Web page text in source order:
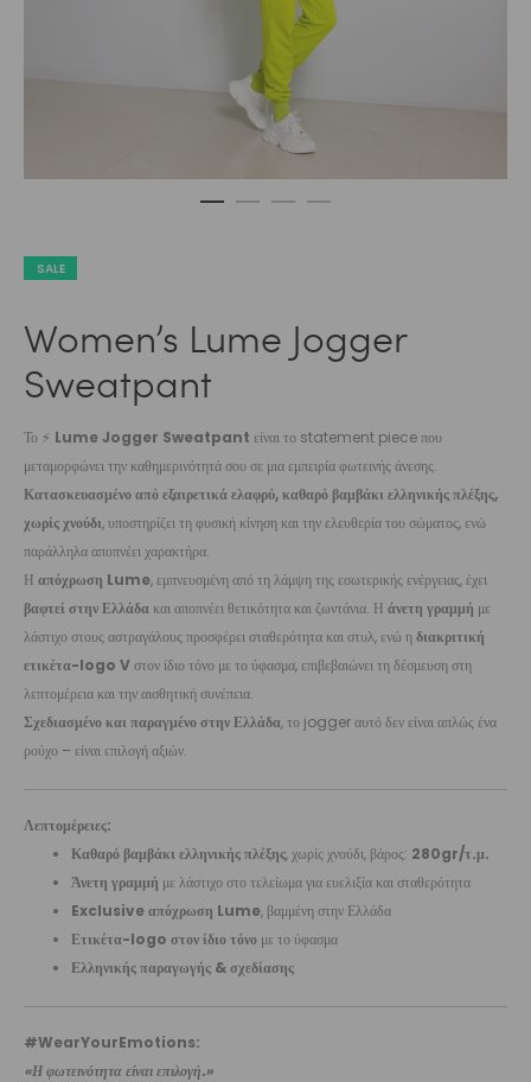
SALE
Women’s Lume Jogger
Sweatpant
Το ⚡ Lume Jogger Sweatpant είναι το statement piece που
μεταμορφώνει την καθημερινότητά σου σε μια εμπειρία φωτεινής άνεσης.
Κατασκευασμένο από εξαιρετικά ελαφρύ, καθαρό βαμβάκι ελληνικής πλέξης,
χωρίς χνούδι, υποστηρίζει τη φυσική κίνηση και την ελευθερία του σώματος, ενώ
παράλληλα αποπνέει χαρακτήρα.
Η απόχρωση Lume, εμπνευσμένη από τη λάμψη της εσωτερικής ενέργειας, έχει
βαφτεί στην Ελλάδα και αποπνέει θετικότητα και ζωντάνια. Η άνετη γραμμή με
λάστιχο στους αστραγάλους προσφέρει σταθερότητα και στυλ, ενώ ηδιακριτική
ετικέτα-logo Vστον ίδιο τόνο με το ύφασμα, επιβεβαιώνει τη δέσμευση στη
λεπτομέρεια και την αισθητική συνέπεια.
Σχεδιασμένο και παραγμένο στην Ελλάδα, το jogger αυτό δεν είναι απλώς ένα
ρούχο – είναι επιλογή αξιών.
Λεπτομέρειες:
Καθαρό βαμβάκι ελληνικής πλέξης, χωρίς χνούδι, βάρος: 280gr/τ.μ.
Άνετη γραμμή με λάστιχο στο τελείωμα για ευελιξία και σταθερότητα
Exclusive απόχρωση Lume, βαμμένη στην Ελλάδα
Ετικέτα-logo στον ίδιο τόνο με το ύφασμα
Ελληνικής παραγωγής & σχεδίασης
#WearYourEmotions:
«Η φωτεινότητα είναι επιλογή.»